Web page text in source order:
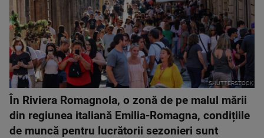
SHUTTERSTOCK
În Riviera Romagnola, o zonă de pe malul mării
din regiunea italiană Emilia-Romagna, condițiile
de muncă pentru lucrătorii sezonieri sunt